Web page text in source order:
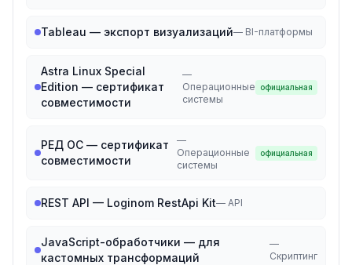
Tableau — экспорт визуализаций— BI-платформы
Astra Linux Special
Edition — сертификат
совместимости
—
Операционные
системы
официальная
РЕД ОС — сертификат
совместимости
—
Операционные
системы
официальная
REST API — Loginom RestApi Kit— API
JavaScript-обработчики — для
кастомных трансформаций
—
Скриптинг